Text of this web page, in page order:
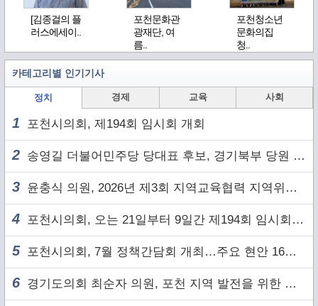
[김종걸의 플
러스에세이..
포천문화관
광재단, 여
름..
포천청소년
문화의집
청..
카테고리별 인기기사
정치 경제 교육 사회
1 포천시의회, 제194회 임시회 개회
2 송영길 더불어민주당 당대표 후보, 경기북부 당원 및 2030 세대와 ‘소통 행보’
3 윤충식 의원, 2026년 제3회 지역교육협력 지역위원회 주재
4 포천시의회, 오는 21일부터 9일간 제194회 임시회 개회
5 포천시의회, 7월 정책간담회 개최…주요 현안 16건 점검
6 경기도의회 최순자 의원, 포천 지역 발전을 위한 정담회 개최